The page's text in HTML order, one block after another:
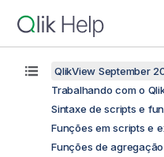
QlikView September
Trabalhando com o
Sintaxe de scripts e
Funções em scripts e
Funções de agregação